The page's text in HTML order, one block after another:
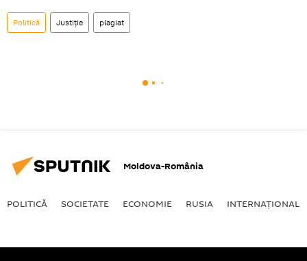
Politică Justiție plagiat
Moldova-România
POLITICĂ SOCIETATE ECONOMIE RUSIA INTERNAŢIONAL